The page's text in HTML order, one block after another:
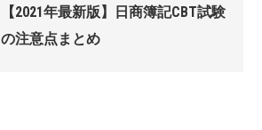
【2021年最新版】日商簿記CBT試験
の注意点まとめ